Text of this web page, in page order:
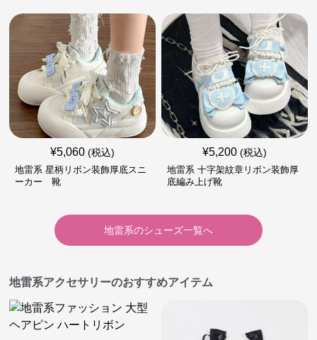
¥5,060 (税込)
地雷系 星柄リボン装飾厚底スニ
ーカー 靴
¥5,200 (税込)
地雷系 十字架紋章リボン装飾厚
底編み上げ靴
地雷系のシューズ一覧へ
地雷系アクセサリーのおすすめアイテム